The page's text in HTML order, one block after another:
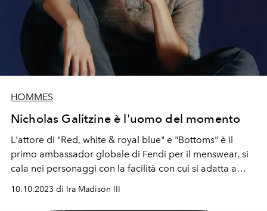
HOMMES
Nicholas Galitzine è l'uomo del momento
L'attore di "Red, white & royal blue" e "Bottoms" è il
primo ambassador globale di Fendi per il menswear, si
cala nei personaggi con la facilità con cui si adatta a
città e stili del mondo...
10.10.2023 di Ira Madison III